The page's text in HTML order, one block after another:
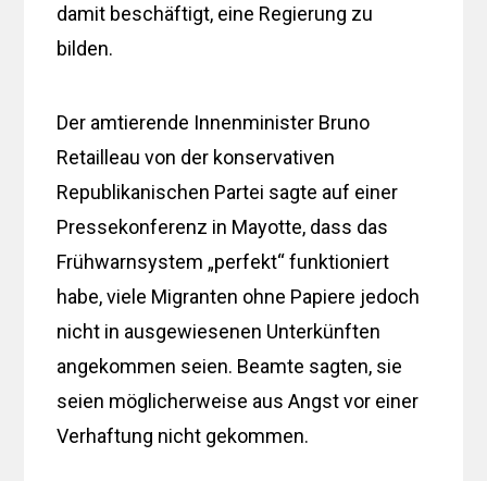
damit beschäftigt, eine Regierung zu
bilden.
Der amtierende Innenminister Bruno
Retailleau von der konservativen
Republikanischen Partei sagte auf einer
Pressekonferenz in Mayotte, dass das
Frühwarnsystem „perfekt“ funktioniert
habe, viele Migranten ohne Papiere jedoch
nicht in ausgewiesenen Unterkünften
angekommen seien. Beamte sagten, sie
seien möglicherweise aus Angst vor einer
Verhaftung nicht gekommen.